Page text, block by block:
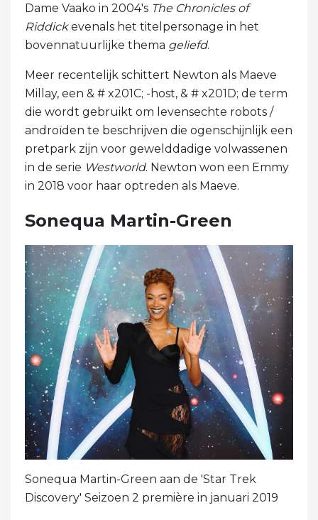
Dame Vaako in 2004's The Chronicles of
Riddickevenals het titelpersonage in het
bovennatuurlijke thema geliefd.
Meer recentelijk schittert Newton als Maeve
Millay, een & # x201C; -host, & # x201D; de term
die wordt gebruikt om levensechte robots /
androïden te beschrijven die ogenschijnlijk een
pretpark zijn voor gewelddadige volwassenen
in de serie Westworld. Newton won een Emmy
in 2018 voor haar optreden als Maeve.
Sonequa Martin-Green
Sonequa Martin-Green aan de 'Star Trek
Discovery' Seizoen 2 première in januari 2019